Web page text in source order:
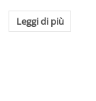
Leggi di più